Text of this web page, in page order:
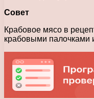
Совет
Крабовое мясо в
крабовыми палочками